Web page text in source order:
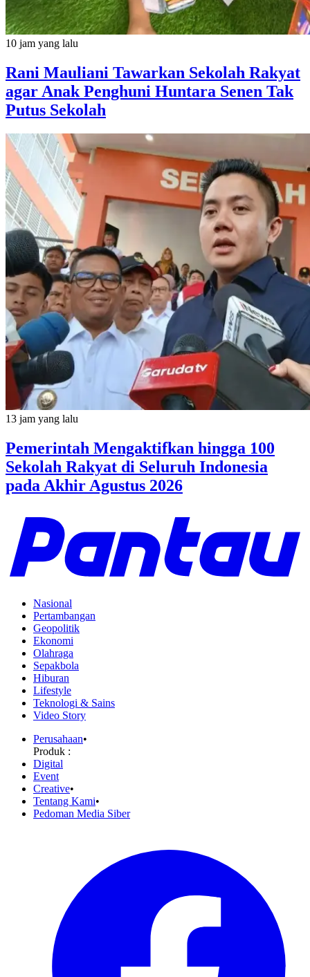
10 jam yang lalu
Rani Mauliani Tawarkan Sekolah Rakyat
agar Anak Penghuni Huntara Senen Tak
Putus Sekolah
13 jam yang lalu
Pemerintah Mengaktifkan hingga 100
Sekolah Rakyat di Seluruh Indonesia
pada Akhir Agustus 2026
Nasional
Pertambangan
Geopolitik
Ekonomi
Olahraga
Sepakbola
Hiburan
Lifestyle
Teknologi & Sains
Video Story
Perusahaan•
Produk :
Digital
Event
Creative•
Tentang Kami•
Pedoman Media Siber